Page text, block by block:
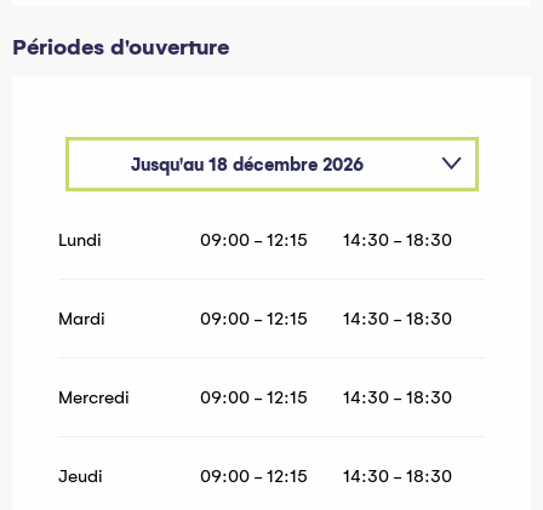
Périodes d'ouverture
Jusqu'au 18 décembre 2026
Lundi 09:00 - 12:15 14:30 - 18:30
Mardi 09:00 - 12:15 14:30 - 18:30
Mercredi 09:00 - 12:15 14:30 - 18:30
Jeudi 09:00 - 12:15 14:30 - 18:30